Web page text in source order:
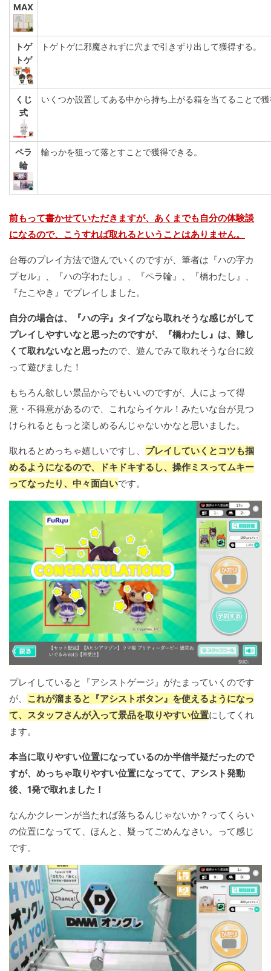
MAX
トゲ
トゲ
トゲトゲに邪魔されずに穴まで引きずり出して獲得する。
くじ
式
いくつか設置してある中から持ち上がる箱を当てることで
ペラ
輪
輪っかを狙って落とすことで獲得できる。
前もって書かせていただきますが、あくまでも自分の体験談
になるので、こうすれば取れるということはありません。
台毎のプレイ方法で遊んでいくのですが、筆者は『ハの字カ
プセル』、『ハの字わたし』、『ペラ輪』、『橋わたし』、
『たこやき』でプレイしました。
自分の場合は、『ハの字』タイプなら取れそうな感じがして
プレイしやすいなと思ったのですが、『橋わたし』は、難し
くて取れないなと思ったので、遊んでみて取れそうな台に絞
って遊びました！
もちろん欲しい景品からでもいいのですが、人によって得
意・不得意があるので、これならイケル！みたいな台が見つ
けられるともっと楽しめるんじゃないかなと思いました。
取れるとめっちゃ嬉しいですし、 プレイしていくとコツも掴
めるようになるので、ドキドキするし、操作ミスってムキー
ってなったり、中々面白いです。
プレイしていると『アシストゲージ』がたまっていくのです
が、 これが溜まると『アシストボタン』を使えるようになっ
て、スタッフさんが入って景品を取りやすい位置にしてくれ
ます。
本当に取りやすい位置になっているのか半信半疑だったので
すが、めっちゃ取りやすい位置になってて、アシスト発動
後、1発で取れました！
なんかクレーンが当たれば落ちるんじゃないか？ってくらい
の位置になってて、ほんと、疑ってごめんなさい。って感じ
です。